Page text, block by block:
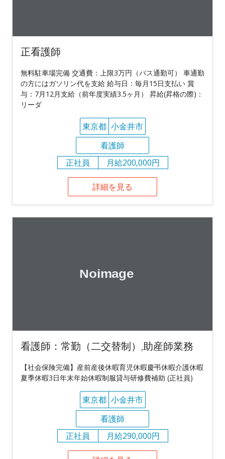
正看護師
無料駐車場完備 交通費：上限3万円（バス通勤可） 車通勤
の方にはガソリン代を支給 給与日：毎月15日支払い 賞
与：7月12月支給（前年度実績3.5ヶ月） 昇給(昇格の際)：
リーダ
東京都 小金井市
看護師
正社員
月給200,000円
詳細を見る
看護師：常勤（二交替制）,助産師業務
【社会保険完備】産前産後休暇育児休暇慶弔休暇介護休暇
夏季休暇3日年末年始休暇制服貸与研修費補助 (正社員)
東京都 小金井市
看護師
正社員
月給290,000円